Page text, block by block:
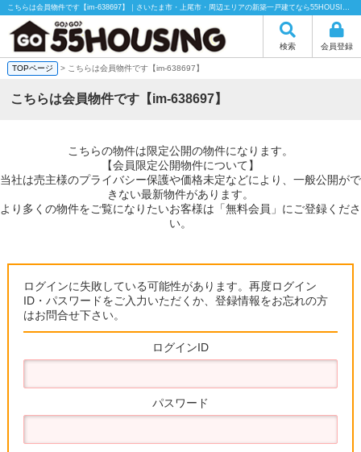
こちらは会員物件です【im-638697】｜さいたま市・上尾市・周辺エリアの新築一戸建てなら55HOUSING（55ハウジング）にお任せください！
検索 会員登録
TOPページ > こちらは会員物件です【im-638697】
こちらは会員物件です【im-638697】
こちらの物件は限定公開の物件になります。
【会員限定公開物件について】
当社は売主様のプライバシー保護や価格未定などにより、一般公開がで
きない最新物件があります。
より多くの物件をご覧になりたいお客様は「無料会員」にご登録くださ
い。
ログインに失敗している可能性があります。再度ログイン
ID・パスワードをご入力いただくか、登録情報をお忘れの方
はお問合せ下さい。
ログインID
パスワード